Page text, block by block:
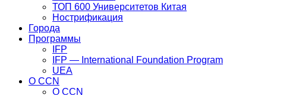
ТОП 600 Университетов Китая
Нострификация
Города
Программы
IFP
IFP — International Foundation Program
UEA
О CCN
О CCN